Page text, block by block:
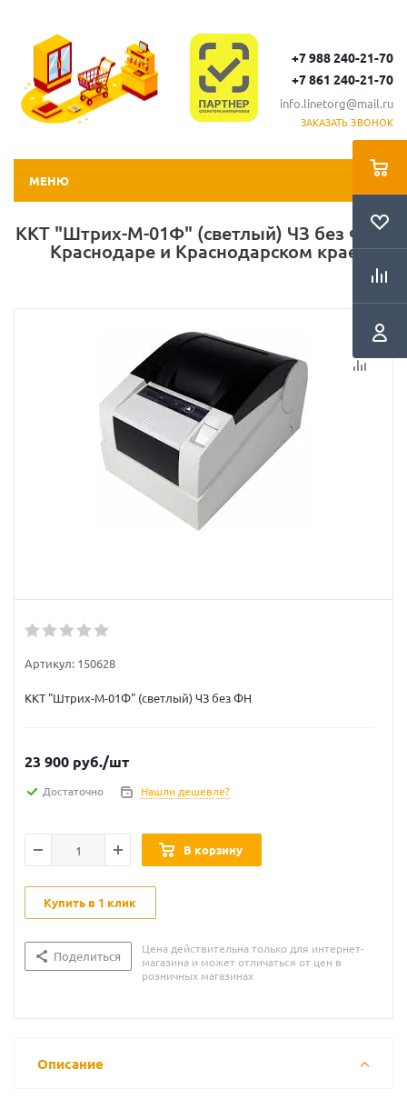
+7 988 240-21-70
+7 861 240-21-70
info.linetorg@mail.ru
ЗАКАЗАТЬ ЗВОНОК
МЕНЮ
ККТ "Штрих-М-01Ф" (светлый) ЧЗ без ФН в
Краснодаре и Краснодарском крае
Артикул: 150628
ККТ "Штрих-М-01Ф" (светлый) ЧЗ без ФН
23 900 руб./шт
Достаточно Нашли дешевле?
В корзину
Купить в 1 клик
Поделиться
Цена действительна только для интернет-
магазина и может отличаться от цен в
розничных магазинах
Описание